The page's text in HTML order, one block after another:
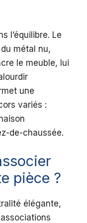
l’équilibre. Le
métal nu,
le meuble, lui
une
variés :
de-chaussée.
pièce ?
élégante,